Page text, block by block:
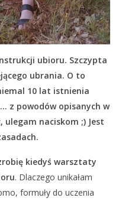
ubioru. Szczypta
ubrania. O to
10 lat istnienia
z powodów opisanych w
ulegam naciskom ;) Jest
kiedyś warsztaty
. Dlaczego unikałam
formuły do uczenia